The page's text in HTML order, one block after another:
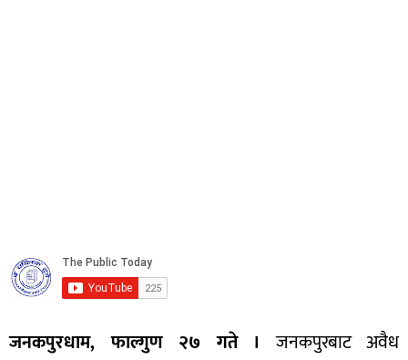
जनकपुरधाम, फाल्गुण २७ गते । जनकपुरबाट अवैध